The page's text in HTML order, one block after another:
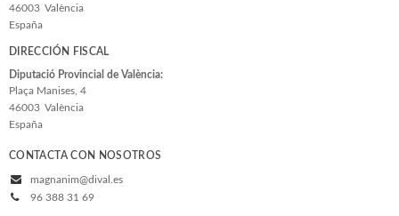
46003 València
España
DIRECCIÓN FISCAL
Diputació Provincial de València:
Plaça Manises, 4
46003 València
España
CONTACTA CON NOSOTROS
magnanim@dival.es
96 388 31 69